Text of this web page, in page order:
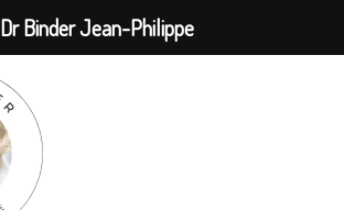
Dr Binder Jean-Philippe